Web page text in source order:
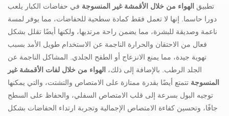
تطبيق الهواء من خلال الأقمشة غير المنسوجة في حفاضات الكبار يلعب
دورا حاسما. إنها لا تعمل فقط كمادة سطحية للحفاضات، مما يوفر لمسة
ناعمة وصديقة للبشرة، مما يضمن راحة مرتديها، ولكنها أيضًا تقلل بشكل
فعال من الاحتقان والحرارة الناجمة عن الاستخدام طويل الأمد بسبب
تهوية جيدة، مما يمنع الانزعاج أو الطفح الجلدي. المشاكل الناجمة عن
الجلد الرطب. بالإضافة إلى ذلك، الهواء من خلال لفات الأقمشة غير
المنسوجة تتمتع أيضًا بقدرة ممتازة على الامتصاص والتشتت، والتي يمكنها
توجيه البول بسرعة إلى قلب الامتصاص السفلي، والحفاظ على السطح
جافًا، وتحسين كفاءة الامتصاص الإجمالية وتجربة ارتداء الحفاضات بشكل